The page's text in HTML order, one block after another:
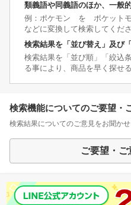
類義語や同義語のほか、一般
例：ポケモン を ポケットモ
などに変換して検索してくださ
検索結果を「並び替え」及び
検索結果を「並び順」「絞込
る事により、商品を早く探せ
検索機能についてのご要望・
検索結果についてのご意見をお聞かせ
ご要望・ご